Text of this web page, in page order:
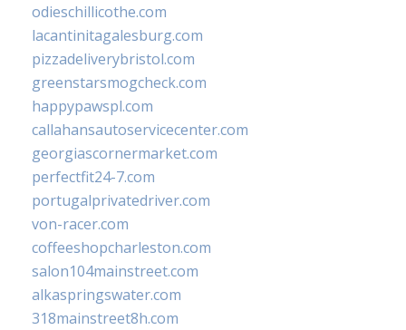
odieschillicothe.com
lacantinitagalesburg.com
pizzadeliverybristol.com
greenstarsmogcheck.com
happypawspl.com
callahansautoservicecenter.com
georgiascornermarket.com
perfectfit24-7.com
portugalprivatedriver.com
von-racer.com
coffeeshopcharleston.com
salon104mainstreet.com
alkaspringswater.com
318mainstreet8h.com